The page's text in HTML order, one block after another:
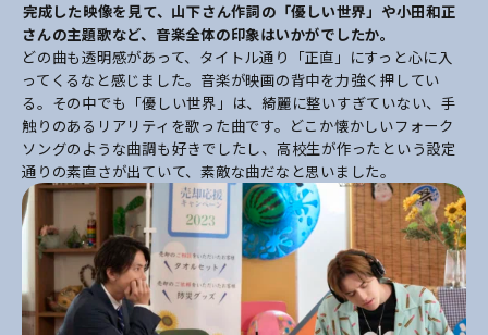
――完成した映像を見て、山下さん作詞の「優しい世界」や小田和正
さんの主題歌など、音楽全体の印象はいかがでしたか。
どの曲も透明感があって、タイトル通り「正直」にすっと心に入
ってくるなと感じました。音楽が映画の背中を力強く押してい
る。その中でも「優しい世界」は、綺麗に整いすぎていない、手
触りのあるリアリティを歌った曲です。どこか懐かしいフォーク
ソングのような曲調も好きでしたし、高校生が作ったという設定
通りの素直さが出ていて、素敵な曲だなと思いました。